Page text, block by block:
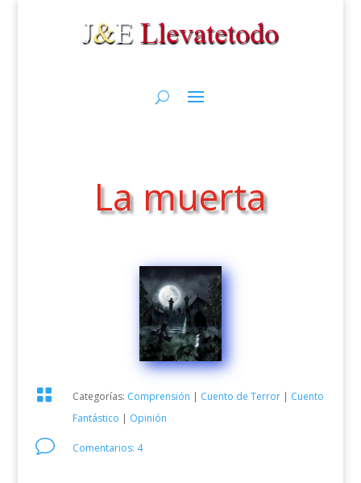
La muerta
 Categorías: Comprensión | Cuento de Terror| Cuento
Fantástico | Opinión
v Comentarios: 4